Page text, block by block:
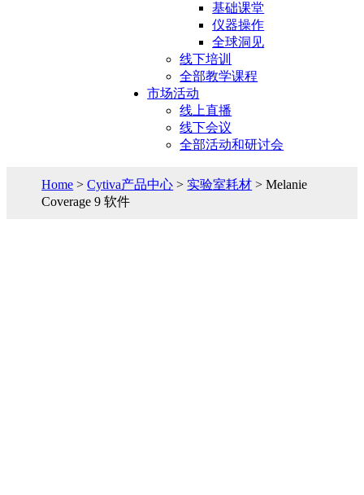
基础课堂
仪器操作
全球洞见
线下培训
全部教学课程
市场活动
线上直播
线下会议
全部活动和研讨会
Home >Cytiva产品中心 > 实验室耗材 > Melanie
Coverage 9 软件